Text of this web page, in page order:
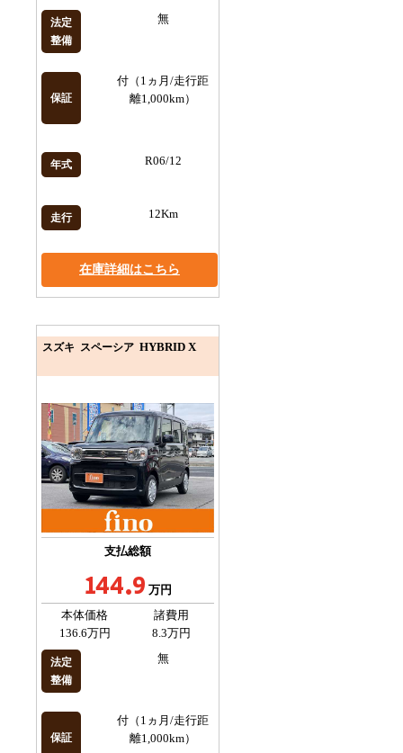
法定
整備
無
保証
付（1ヵ月/走行距
離1,000km）
年式 R06/12
走行 12Km
在庫詳細はこちら
スズキ スペーシア HYBRID X
支払総額
144.9 万円
本体価格
136.6万円
諸費用
8.3万円
法定
整備
無
保証
付（1ヵ月/走行距
離1,000km）